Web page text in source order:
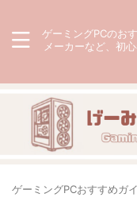
ゲーミングPCのお
メーカーなど、初
ゲーミングPCおすすめガ